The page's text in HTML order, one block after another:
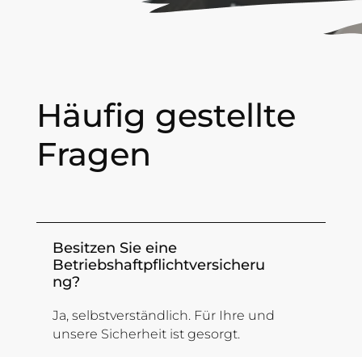
Häufig gestellte
Fragen
Besitzen Sie eine
Betriebshaftpflichtversicheru
ng?
Ja, selbstverständlich. Für Ihre und
unsere Sicherheit ist gesorgt.